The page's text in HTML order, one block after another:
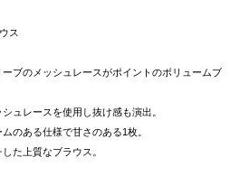
ス
ブのメッシュレースがポイントのボリュームブ
ュレースを使用し抜け感も演出。
のある仕様で甘さのある1枚。
た上質なブラウス。